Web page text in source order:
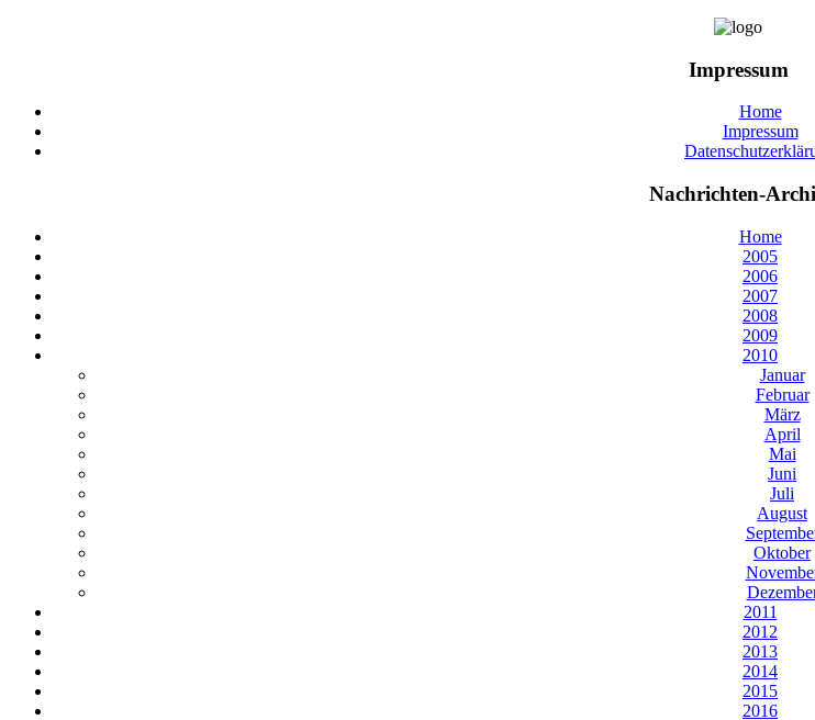
Impressum
Home
Impressum
Nachrichten-
Home
2005
2006
2007
2008
2009
2010
Januar
Februar
März
April
Mai
Juni
Juli
August
Oktober
2011
2012
2013
2014
2015
2016